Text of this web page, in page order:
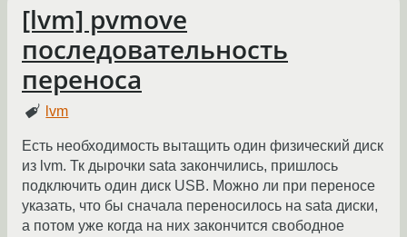
[lvm] pvmove
последовательность
переноса
lvm
Есть необходимость вытащить один физический диск
из lvm. Тк дырочки sata закончились, пришлось
подключить один диск USB. Можно ли при переносе
указать, что бы сначала переносилось на sata диски,
а потом уже когда на них закончится свободное